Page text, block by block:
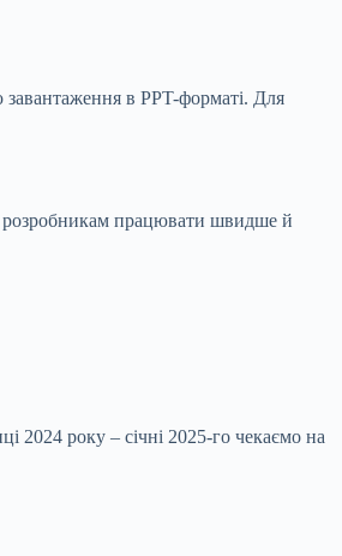
завантаження в PPT-форматі. Для
розробникам працювати швидше й
2024 року – січні 2025-го чекаємо на